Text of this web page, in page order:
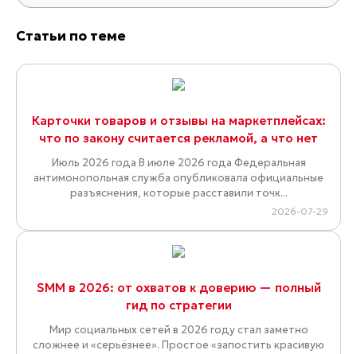
Статьи по теме
Карточки товаров и отзывы на маркетплейсах:
что по закону считается рекламой, а что нет
Июль 2026 года В июле 2026 года Федеральная
антимонопольная служба опубликовала официальные
разъяснения, которые расставили точк...
2026-07-29
SMM в 2026: от охватов к доверию — полный
гид по стратегии
Мир социальных сетей в 2026 году стал заметно
сложнее и «серьёзнее». Простое «запостить красивую